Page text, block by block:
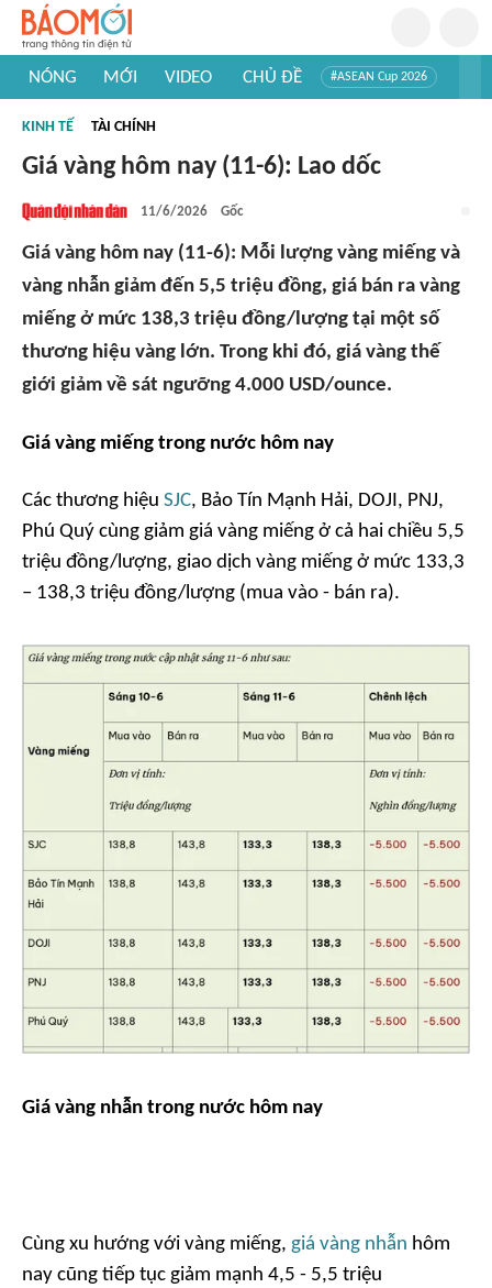
NÓNG MỚI VIDEO CHỦ ĐỀ #ASEAN Cup 2026
#Khám phá thế giới
KINH TẾ TÀI CHÍNH
Giá vàng hôm nay (11-6): Lao dốc
11/6/2026 Gốc
Giá vàng hôm nay (11-6): Mỗi lượng vàng miếng và
vàng nhẫn giảm đến 5,5 triệu đồng, giá bán ra vàng
miếng ở mức 138,3 triệu đồng/lượng tại một số
thương hiệu vàng lớn. Trong khi đó, giá vàng thế
giới giảm về sát ngưỡng 4.000 USD/ounce.
Giá vàng miếng trong nước hôm nay
Các thương hiệu SJC, Bảo Tín Mạnh Hải, DOJI, PNJ,
Phú Quý cùng giảm giá vàng miếng ở cả hai chiều 5,5
triệu đồng/lượng, giao dịch vàng miếng ở mức 133,3
– 138,3 triệu đồng/lượng (mua vào - bán ra).
Giá vàng nhẫn trong nước hôm nay
Cùng xu hướng với vàng miếng, giá vàng nhẫn hôm
nay cũng tiếp tục giảm mạnh 4,5 - 5,5 triệu